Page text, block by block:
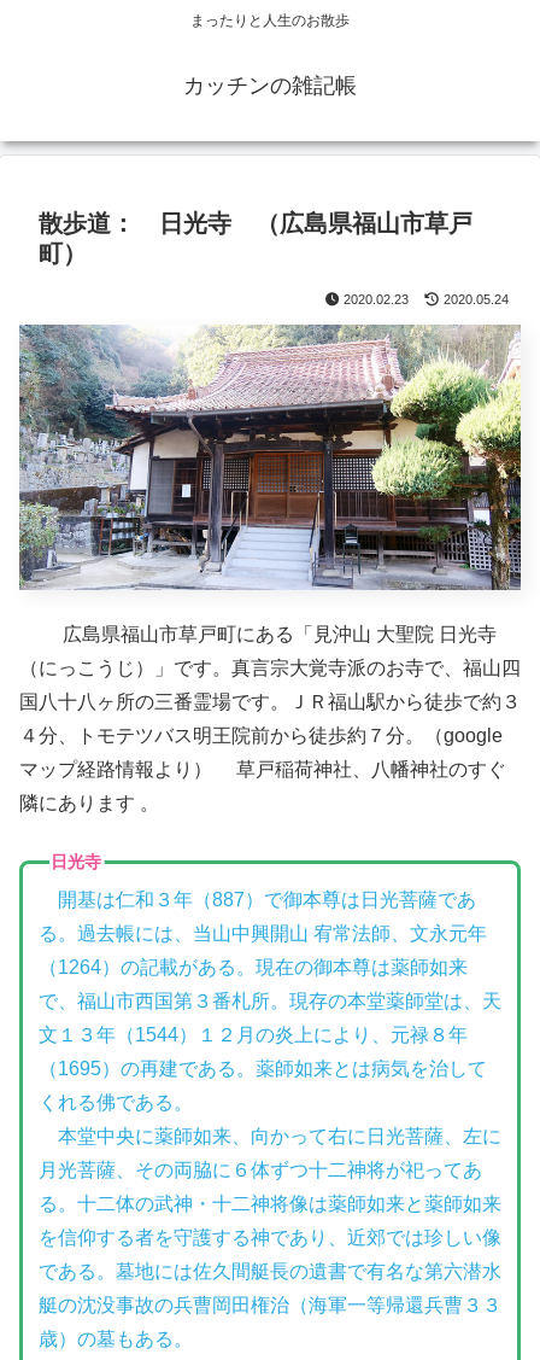
まったりと人生のお散歩
カッチンの雑記帳
散歩道： 日光寺 （広島県福山市草戸
町）
2020.02.23 2020.05.24
広島県福山市草戸町にある「見沖山 大聖院 日光寺
（にっこうじ）」です。真言宗大覚寺派のお寺で、福山四
国八十八ヶ所の三番霊場です。ＪＲ福山駅から徒歩で約３
４分、トモテツバス明王院前から徒歩約７分。（google
マップ経路情報より） 草戸稲荷神社、八幡神社のすぐ
隣にあります 。
日光寺
開基は仁和３年（887）で御本尊は日光菩薩であ
る。過去帳には、当山中興開山 宥常法師、文永元年
（1264）の記載がある。現在の御本尊は薬師如来
で、福山市西国第３番札所。現存の本堂薬師堂は、天
文１３年（1544）１２月の炎上により、元禄８年
（1695）の再建である。薬師如来とは病気を治して
くれる佛である。
本堂中央に薬師如来、向かって右に日光菩薩、左に
月光菩薩、その両脇に６体ずつ十二神将が祀ってあ
る。十二体の武神・十二神将像は薬師如来と薬師如来
を信仰する者を守護する神であり、近郊では珍しい像
である。墓地には佐久間艇長の遺書で有名な第六潜水
艇の沈没事故の兵曹岡田権治（海軍一等帰還兵曹３３
歳）の墓もある。